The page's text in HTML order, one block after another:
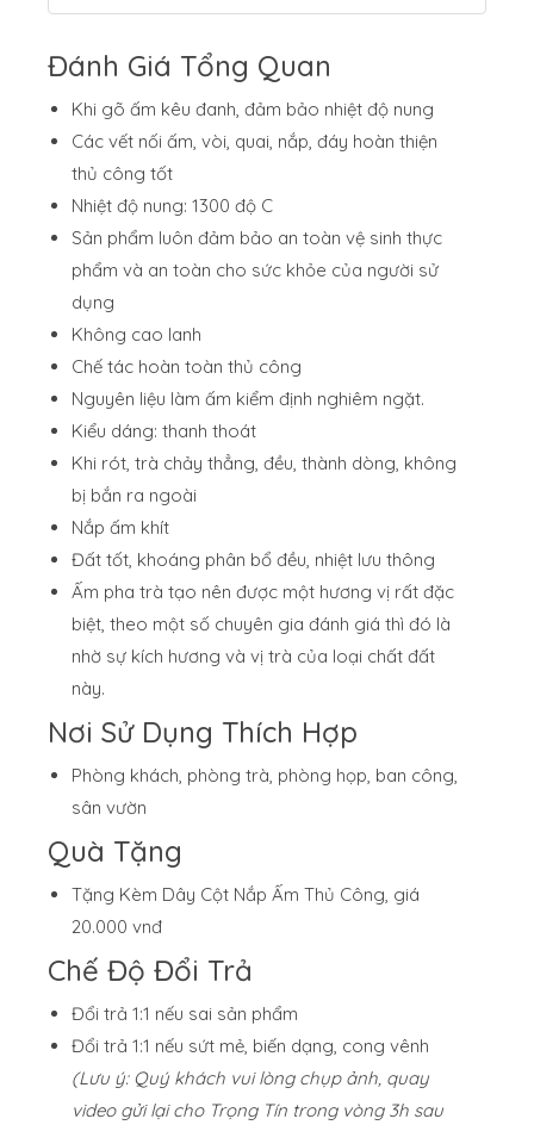
Đánh Giá Tổng Quan
Khi gõ ấm kêu đanh, đảm bảo nhiệt độ nung
Các vết nối ấm, vòi, quai, nắp, đáy hoàn thiện
thủ công tốt
Nhiệt độ nung: 1300 độ C
Sản phẩm luôn đảm bảo an toàn vệ sinh thực
phẩm và an toàn cho sức khỏe của người sử
dụng
Không cao lanh
Chế tác hoàn toàn thủ công
Nguyên liệu làm ấm kiểm định nghiêm ngặt.
Kiểu dáng: thanh thoát
Khi rót, trà chảy thẳng, đều, thành dòng, không
bị bắn ra ngoài
Nắp ấm khít
Đất tốt, khoáng phân bổ đều, nhiệt lưu thông
Ấm pha trà tạo nên được một hương vị rất đặc
biệt, theo một số chuyên gia đánh giá thì đó là
nhờ sự kích hương và vị trà của loại chất đất
này.
Nơi Sử Dụng Thích Hợp
Phòng khách, phòng trà, phòng họp, ban công,
sân vườn
Quà Tặng
Tặng Kèm Dây Cột Nắp Ấm Thủ Công, giá
20.000 vnđ
Chế Độ Đổi Trả
Đổi trả 1:1 nếu sai sản phẩm
Đổi trả 1:1 nếu sứt mẻ, biến dạng, cong vênh
(Lưu ý: Quý khách vui lòng chụp ảnh, quay
video gửi lại cho Trọng Tín trong vòng 3h sau